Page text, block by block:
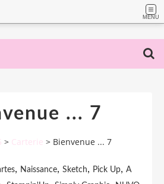
MENU
... 7
> Carterie > Bienvenue ... 7
, Naissance, Sketch, Pick Up, A